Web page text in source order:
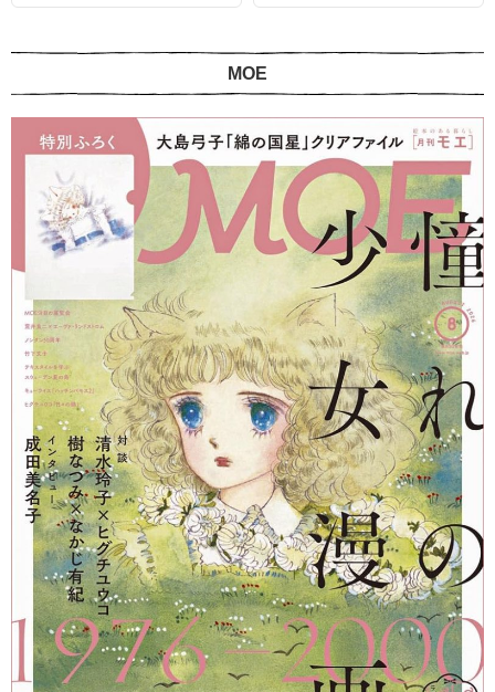
MOE